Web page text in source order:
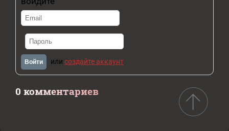
Войти или создайте аккаунт
0 комментариев